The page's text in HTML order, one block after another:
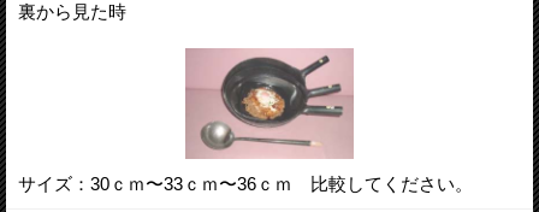
裏から見た時
サイズ：30ｃｍ〜33ｃｍ〜36ｃｍ 比較してください。